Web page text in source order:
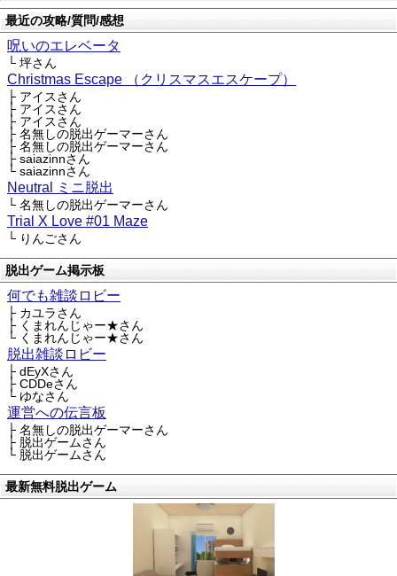
最近の攻略/質問/感想
呪いのエレベータ
└ 坪さん
Christmas Escape （クリスマスエスケープ）
├ アイスさん
├ アイスさん
├ アイスさん
├ 名無しの脱出ゲーマーさん
├ 名無しの脱出ゲーマーさん
├ saiazinnさん
└ saiazinnさん
Neutral ミニ脱出
└ 名無しの脱出ゲーマーさん
Trial X Love #01 Maze
└ りんごさん
脱出ゲーム掲示板
何でも雑談ロビー
├ カユラさん
├ くまれんじゃー★さん
└ くまれんじゃー★さん
脱出雑談ロビー
├ dEyXさん
├ CDDeさん
└ ゆなさん
運営への伝言板
├ 名無しの脱出ゲーマーさん
├ 脱出ゲームさん
└ 脱出ゲームさん
最新無料脱出ゲーム